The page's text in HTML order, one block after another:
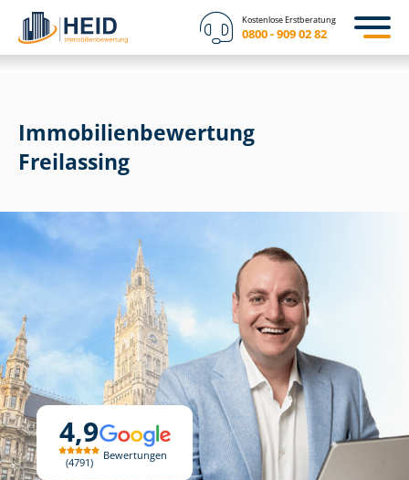
Kostenlose Erstberatung
0800 - 909 02 82
4,9
4791
Bewertungen
Immobilien­bewertung
Freilassing